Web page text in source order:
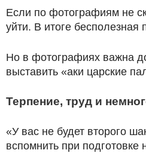
Если по фотографиям не
уйти. В итоге бесполезная
Но в фотографиях важна
выставить «аки царские
Терпение, труд и
«У вас не будет второго
вспомнить при